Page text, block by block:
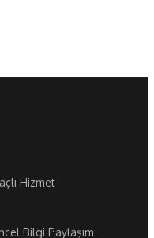
Hizmet
Bilgi Paylaşım